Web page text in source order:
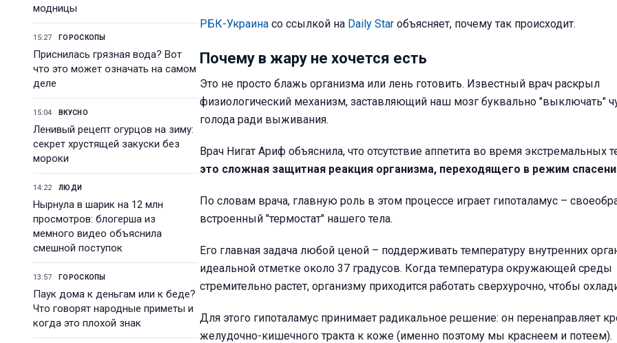
модницы
15:27 ГОРОСКОПЫ
Приснилась грязная вода? Вот
что это может означать на самом
деле
15:04 ВКУСНО
Ленивый рецепт огурцов на зиму:
секрет хрустящей закуски без
мороки
14:22 ЛЮДИ
Нырнула в шарик на 12 млн
просмотров: блогерша из
мемного видео объяснила
смешной поступок
13:57 ГОРОСКОПЫ
Паук дома к деньгам или к беде?
Что говорят народные приметы и
когда это плохой знак
РБК-Украина со ссылкой на Daily Star объясняет, почему так происходит.
Почему в жару не хочется есть
Это не просто блажь организма или лень готовить. Известный врач раскрыл
физиологический механизм, заставляющий наш мозг буквально "выключать"
голода ради выживания.
Врач Нигат Ариф объяснила, что отсутствие аппетита во время экстремальных
это сложная защитная реакция организма, переходящего в режим
По словам врача, главную роль в этом процессе играет гипоталамус –
встроенный "термостат" нашего тела.
Его главная задача любой ценой – поддерживать температуру внутренних
идеальной отметке около 37 градусов. Когда температура окружающей среды
стремительно растет, организму приходится работать сверхурочно, чтобы
Для этого гипоталамус принимает радикальное решение: он перенаправляет
желудочно-кишечного тракта к коже (именно поэтому мы краснеем и потеем).